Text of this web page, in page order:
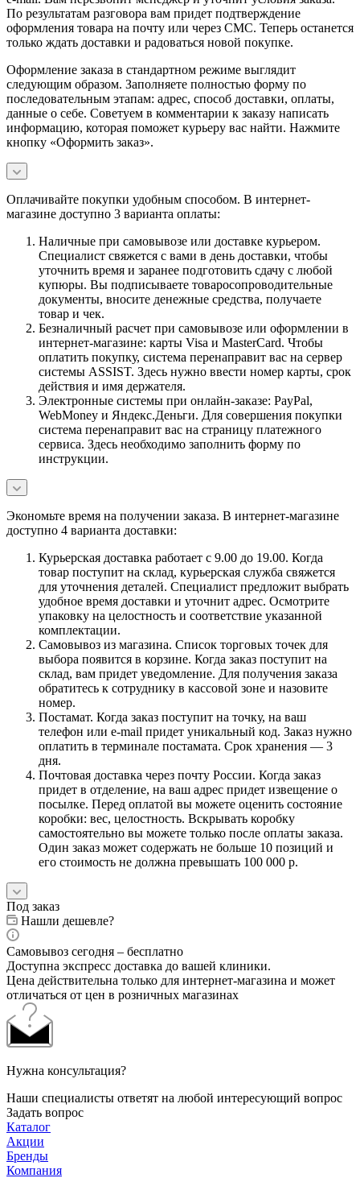
По результатам разговора вам придет подтверждение
оформления товара на почту или через СМС. Теперь останется
только ждать доставки и радоваться новой покупке.
Оформление заказа в стандартном режиме выглядит
следующим образом. Заполняете полностью форму по
последовательным этапам: адрес, способ доставки, оплаты,
данные о себе. Советуем в комментарии к заказу написать
информацию, которая поможет курьеру вас найти. Нажмите
кнопку «Оформить заказ».
Оплачивайте покупки удобным способом. В интернет-
магазине доступно 3 варианта оплаты:
Наличные при самовывозе или доставке курьером.
Специалист свяжется с вами в день доставки, чтобы
уточнить время и заранее подготовить сдачу с любой
купюры. Вы подписываете товаросопроводительные
документы, вносите денежные средства, получаете
товар и чек.
Безналичный расчет при самовывозе или оформлении в
интернет-магазине: карты Visa и MasterCard. Чтобы
оплатить покупку, система перенаправит вас на сервер
системы ASSIST. Здесь нужно ввести номер карты, срок
действия и имя держателя.
Электронные системы при онлайн-заказе: PayPal,
WebMoney и Яндекс.Деньги. Для совершения покупки
система перенаправит вас на страницу платежного
сервиса. Здесь необходимо заполнить форму по
инструкции.
Экономьте время на получении заказа. В интернет-магазине
доступно 4 варианта доставки:
Курьерская доставка работает с 9.00 до 19.00. Когда
товар поступит на склад, курьерская служба свяжется
для уточнения деталей. Специалист предложит выбрать
удобное время доставки и уточнит адрес. Осмотрите
упаковку на целостность и соответствие указанной
комплектации.
Самовывоз из магазина. Список торговых точек для
выбора появится в корзине. Когда заказ поступит на
склад, вам придет уведомление. Для получения заказа
обратитесь к сотруднику в кассовой зоне и назовите
номер.
Постамат. Когда заказ поступит на точку, на ваш
телефон или e-mail придет уникальный код. Заказ нужно
оплатить в терминале постамата. Срок хранения — 3
дня.
Почтовая доставка через почту России. Когда заказ
придет в отделение, на ваш адрес придет извещение о
посылке. Перед оплатой вы можете оценить состояние
коробки: вес, целостность. Вскрывать коробку
самостоятельно вы можете только после оплаты заказа.
Один заказ может содержать не больше 10 позиций и
его стоимость не должна превышать 100 000 р.
Под заказ
Нашли дешевле?
Самовывоз сегодня – бесплатно
Доступна экспресс доставка до вашей клиники.
Цена действительна только для интернет-магазина и может
отличаться от цен в розничных магазинах
Нужна консультация?
Наши специалисты ответят на любой интересующий вопрос
Задать вопрос
Каталог
Акции
Бренды
Компания